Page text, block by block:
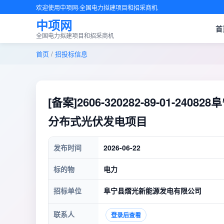
欢迎使用中项网·全国电力拟建项目和招采商机
中项网
全国电力拟建项目和招采商机
首页 / 招投标信息
[备案]2606-320282-89-01-240828
分布式光伏发电项目
发布时间 2026-06-22
标的物 电力
招标单位 阜宁县熠光新能源发电有限公司
联系人 登录后查看